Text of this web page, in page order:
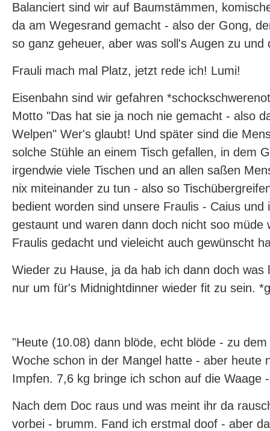
Balanciert sind wir auf Baumstämmen,
da am Wegesrand gemacht - also der Gong,
so ganz geheuer, aber was soll's Augen zu und
Frauli mach mal Platz, jetzt rede ich! Lumi!
Eisenbahn sind wir gefahren
Motto "Das hat sie ja noch nie gemacht - also
Welpen" Wer's glaubt! Und später sind die
solche Stühle an einem Tisch gefallen, in dem
irgendwie viele Tischen und an allen saßen
nix miteinander zu tun - also so
bedient worden sind unsere Fraulis - Caius und
gestaunt und waren dann doch nicht soo müde
Fraulis gedacht und vieleicht auch gewünscht
Wieder zu Hause, ja da hab ich dann doch was
nur um für's Midnightdinner wieder fit zu sein.
"Heute (10.08) dann blöde, echt blöde - zu
Woche schon in der Mangel hatte - aber heute
Impfen. 7,6 kg bringe ich schon auf die Waage
Nach dem Doc raus und was meint ihr da
vorbei - brumm. Fand ich erstmal doof - aber